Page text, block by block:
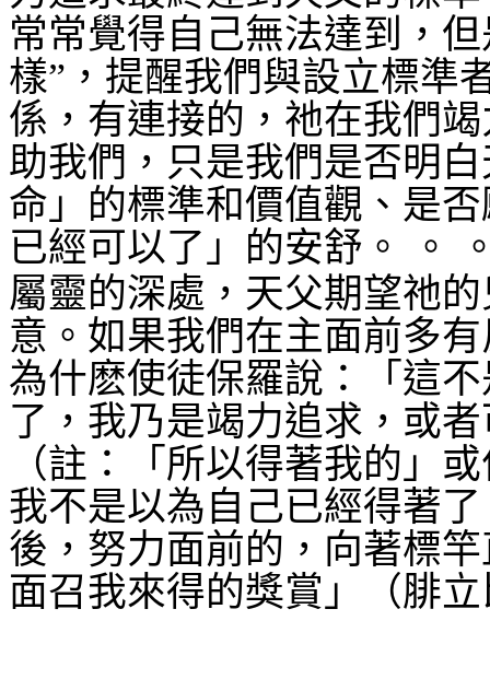
常常覺得自己無法達到，
樣”，提醒我們與設立標準
係，有連接的，祂在我們
助我們，只是我們是否明
命」的標準和價值觀、是
已經可以了」的安舒。
。
屬靈的深處，天父期望祂
意。如果我們在主面前多
為什麽使徒保羅說：「這
了，我乃是竭力追求，或
（註：「所以得著我的」
我不是以為自己已經得著
後，努力面前的，向著標
面召我來得的獎賞」（腓